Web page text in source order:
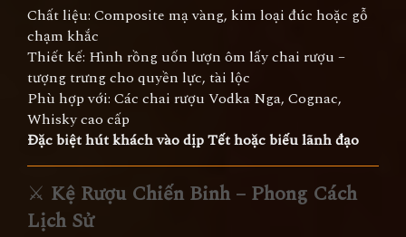
Chất liệu: Composite mạ vàng, kim loại đúc hoặc gỗ
chạm khắc
Thiết kế: Hình rồng uốn lượn ôm lấy chai rượu –
tượng trưng cho quyền lực, tài lộc
Phù hợp với: Các chai rượu Vodka Nga, Cognac,
Whisky cao cấp
Đặc biệt hút khách vào dịp Tết hoặc biếu lãnh đạo
⚔️ Kệ Rượu Chiến Binh – Phong Cách
Lịch Sử